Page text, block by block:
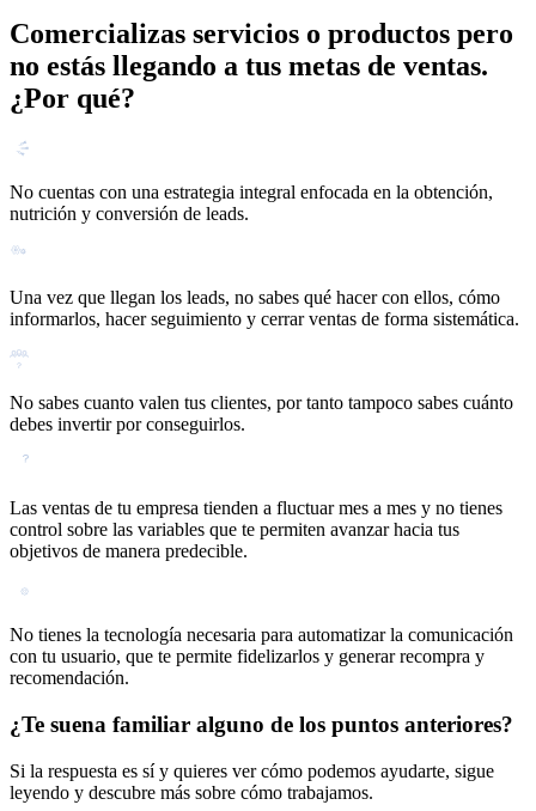
Comercializas servicios o productos pero
no estás llegando a tus metas de ventas.
¿Por qué?
No cuentas con una estrategia integral enfocada en la obtención,
nutrición y conversión de leads.
Una vez que llegan los leads, no sabes qué hacer con ellos, cómo
informarlos, hacer seguimiento y cerrar ventas de forma sistemática.
No sabes cuanto valen tus clientes, por tanto tampoco sabes cuánto
debes invertir por conseguirlos.
Las ventas de tu empresa tienden a fluctuar mes a mes y no tienes
control sobre las variables que te permiten avanzar hacia tus
objetivos de manera predecible.
No tienes la tecnología necesaria para automatizar la comunicación
con tu usuario, que te permite fidelizarlos y generar recompra y
recomendación.
¿Te suena familiar alguno de los puntos anteriores?
Si la respuesta es sí y quieres ver cómo podemos ayudarte, sigue
leyendo y descubre más sobre cómo trabajamos.